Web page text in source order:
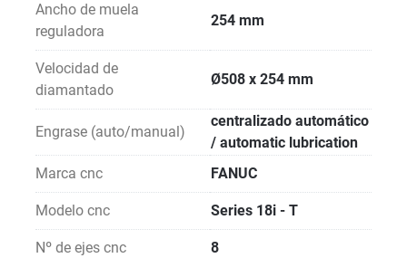
Ancho de muela
reguladora
254 mm
Velocidad de
diamantado
Ø508 x 254 mm
Engrase (auto/manual)
centralizado automático
/ automatic lubrication
Marca cnc
FANUC
Modelo cnc Series 18i - T
Nº de ejes cnc 8